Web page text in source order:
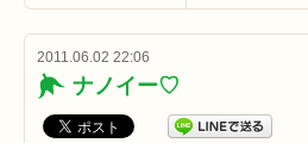
2011.06.02 22:06
ナノイー♡